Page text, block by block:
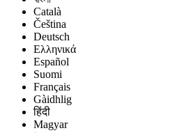
Català
Čeština
Deutsch
Ελληνικά
Español
Suomi
Français
Gàidhlig
हिंदी
Magyar